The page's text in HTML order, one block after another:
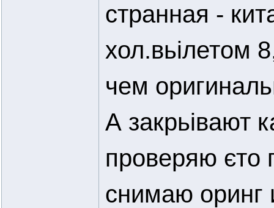
странная -
хол.вьілетом
чем
А закрьівают
проверяю єто
снимаю оринг